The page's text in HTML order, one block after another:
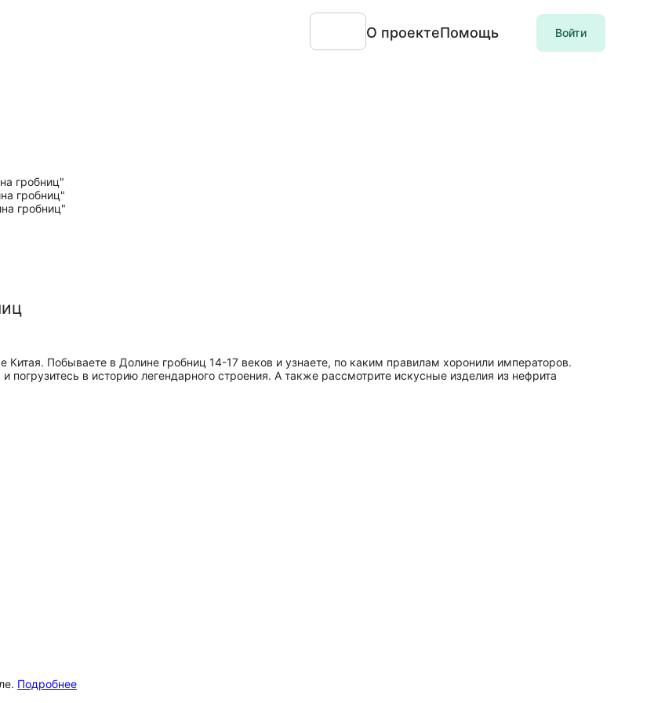
О проектеПомощь Войти
Китая. Побываете в Долине гробниц 14-17 веков и узнаете, по каким правилам хоронили императоров.
погрузитесь в историю легендарного строения. А также рассмотрите искусные изделия из нефрита
Подробнее